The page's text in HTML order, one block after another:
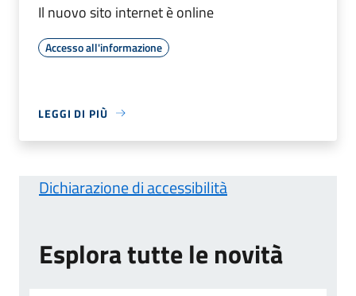
Il nuovo sito internet è online
Accesso all'informazione
LEGGI DI PIÙ
Dichiarazione di accessibilità
Esplora tutte le novità